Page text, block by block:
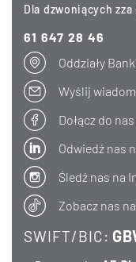
Dla dzwoniących
61 647 28 46
Oddziały
Wyślij
Dołącz do
Odwiedź nas
Śledź nas na
Zobacz nas
SWIFT/BIC: